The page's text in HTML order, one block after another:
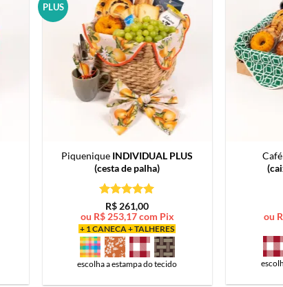
PLUS
Piquenique INDIVIDUAL PLUS
(cesta de palha)
Avaliação5
de 5
R$ 261,00
ou R$253,17com Pix
+ 1 CANECA + TALHERES
escolha a estampa do tecido
ou